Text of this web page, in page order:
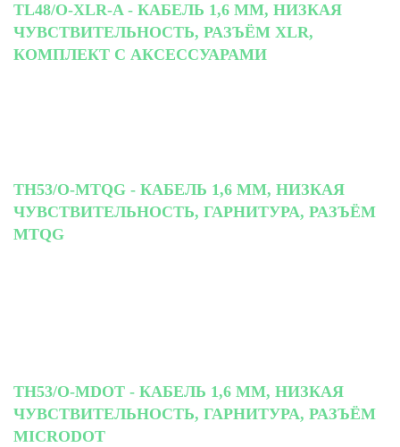
TL48/O-XLR-A - КАБЕЛЬ 1,6 ММ, НИЗКАЯ
ЧУВСТВИТЕЛЬНОСТЬ, РАЗЪЁМ XLR,
КОМПЛЕКТ С АКСЕССУАРАМИ
TH53/O-MTQG - КАБЕЛЬ 1,6 ММ, НИЗКАЯ
ЧУВСТВИТЕЛЬНОСТЬ, ГАРНИТУРА, РАЗЪЁМ
MTQG
TH53/O-MDOT - КАБЕЛЬ 1,6 ММ, НИЗКАЯ
ЧУВСТВИТЕЛЬНОСТЬ, ГАРНИТУРА, РАЗЪЁМ
MICRODOT